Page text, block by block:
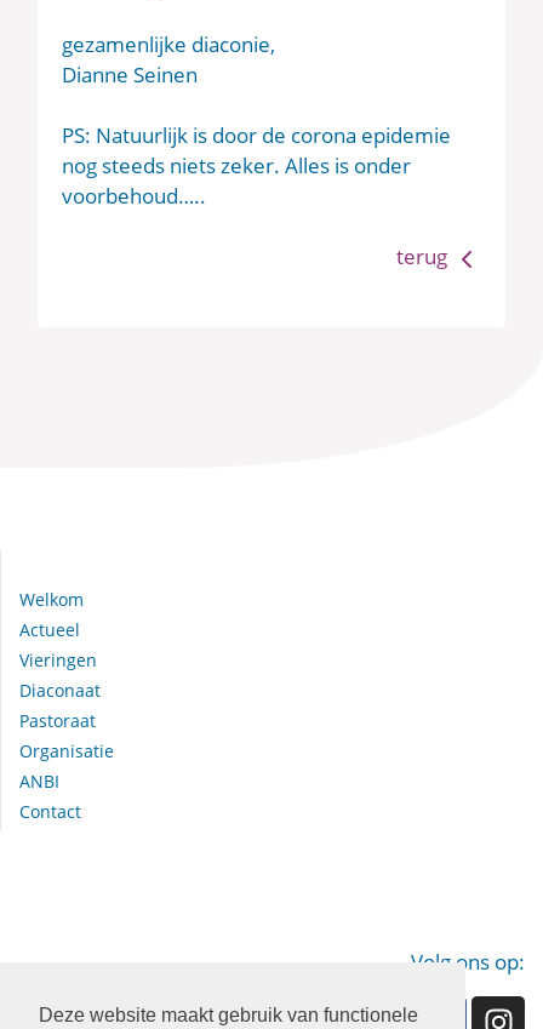
Deze website maakt gebruik van functionele
gezamenlijke diaconie,
Dianne Seinen
PS: Natuurlijk is door de corona epidemie
nog steeds niets zeker. Alles is onder
voorbehoud…..
terug
Welkom
Actueel
Vieringen
Diaconaat
Pastoraat
Organisatie
ANBI
Contact
Volg ons op: